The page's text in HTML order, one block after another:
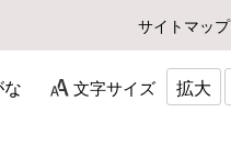
サイトマップ
文字サイズ 拡大